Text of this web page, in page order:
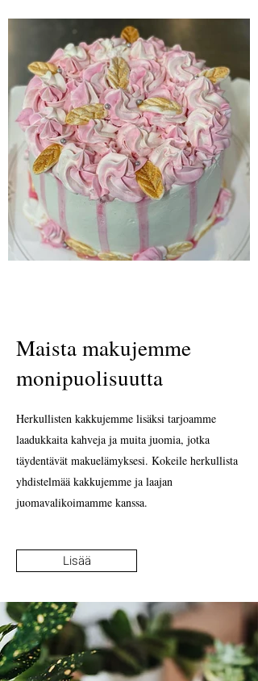
Maista makujemme
monipuolisuutta
Herkullisten kakkujemme lisäksi tarjoamme
laadukkaita kahveja ja muita juomia, jotka
täydentävät makuelämyksesi. Kokeile herkullista
yhdistelmää kakkujemme ja laajan
juomavalikoimamme kanssa.
Lisää